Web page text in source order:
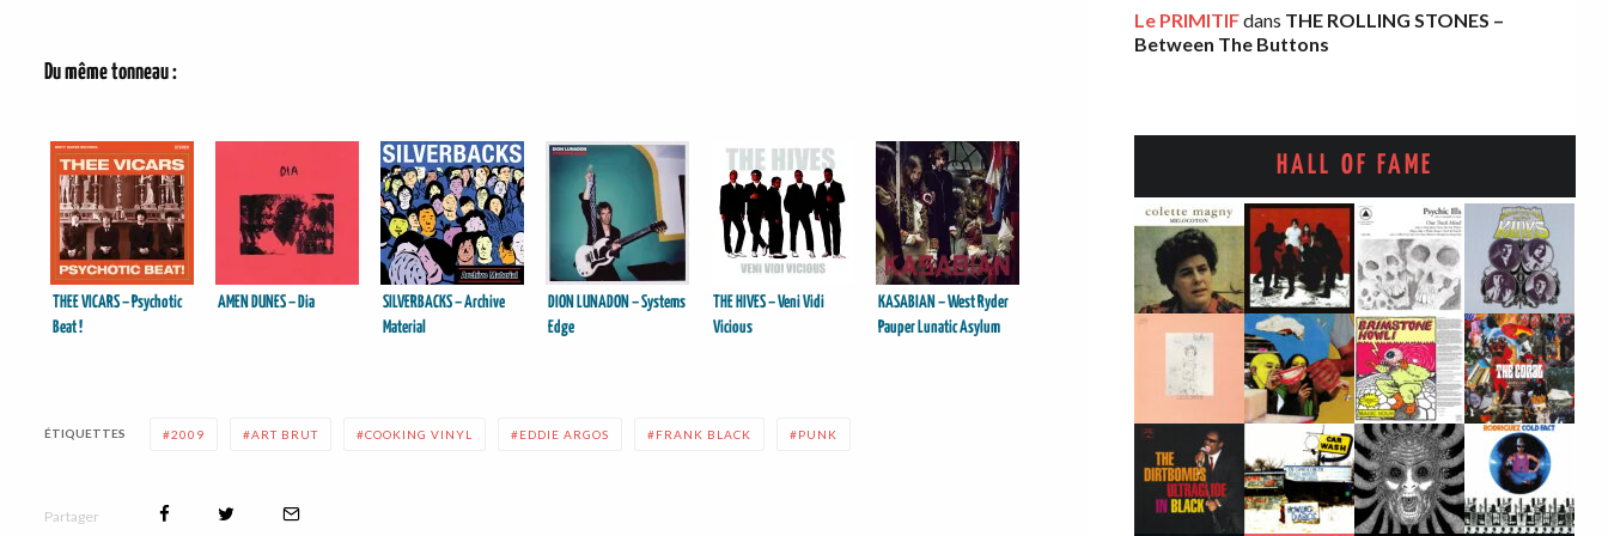
Du même tonneau :
THEE VICARS – Psychotic
Beat !
AMEN DUNES – Dia
SILVERBACKS – Archive
Material
DION LUNADON – Systems
Edge
THE HIVES – Veni Vidi
Vicious
KASABIAN – West Ryder
Pauper Lunatic Asylum
ÉTIQUETTES 2009 ART BRUT COOKING VINYL EDDIE ARGOS FRANK BLACK PUNK
Partager
Le PRIMITIFdans THE ROLLING STONES –
Between The Buttons
HALL OF FAME